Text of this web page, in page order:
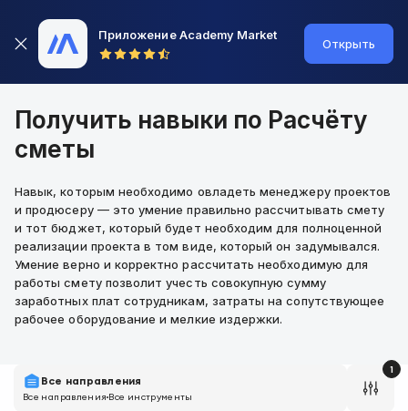
Приложение Academy Market
Открыть
Получить навыки по Расчёту
сметы
Навык, которым необходимо овладеть менеджеру проектов
и продюсеру — это умение правильно рассчитывать смету
и тот бюджет, который будет необходим для полноценной
реализации проекта в том виде, который он задумывался.
Умение верно и корректно рассчитать необходимую для
работы смету позволит учесть совокупную сумму
заработных плат сотрудникам, затраты на сопутствующее
рабочее оборудование и мелкие издержки.
Все направления
Все направленияВсе инструменты
1